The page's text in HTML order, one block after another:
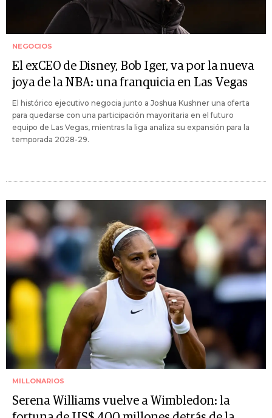
NEGOCIOS
El exCEO de Disney, Bob Iger, va por la nueva
joya de la NBA: una franquicia en Las Vegas
El histórico ejecutivo negocia junto a Joshua Kushner una oferta
para quedarse con una participación mayoritaria en el futuro
equipo de Las Vegas, mientras la liga analiza su expansión para la
temporada 2028-29.
MILLONARIOS
Serena Williams vuelve a Wimbledon: la